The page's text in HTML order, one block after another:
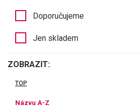
Doporučujeme
Jen skladem
ZOBRAZIT:
TOP
Názvu A-Z